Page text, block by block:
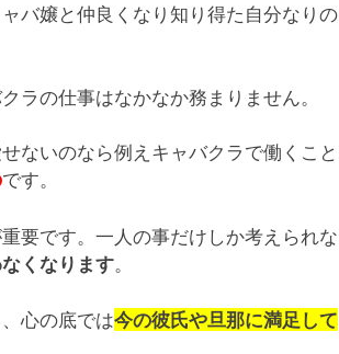
バ嬢と仲良くなり知り得た自分なりの
ラの仕事はなかなか務まりません。
ないのなら例えキャバクラで働くこと
です。
要です。一人の事だけしか考えられな
くなります
心の底では今の彼氏や旦那に満足して